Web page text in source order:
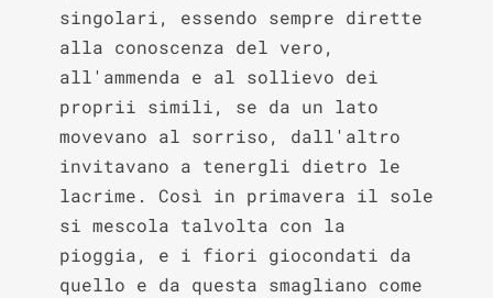
singolari, essendo sempre dirette
alla conoscenza del vero,
all'ammenda e al sollievo dei
proprii simili, se da un lato
movevano al sorriso, dall'altro
invitavano a tenergli dietro le
lacrime. Così in primavera il sole
si mescola talvolta con la
pioggia, e i fiori giocondati da
quello e da questa smagliano come